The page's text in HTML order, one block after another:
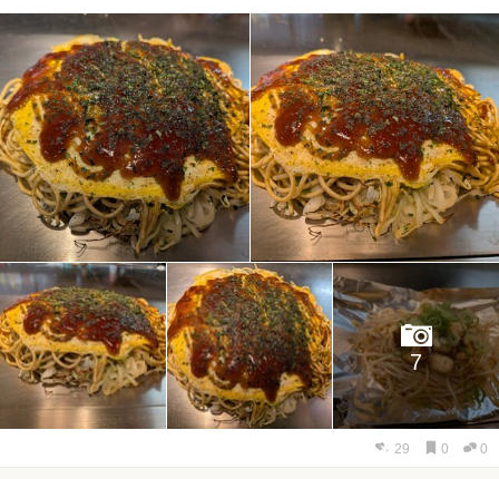
7
29 0 0